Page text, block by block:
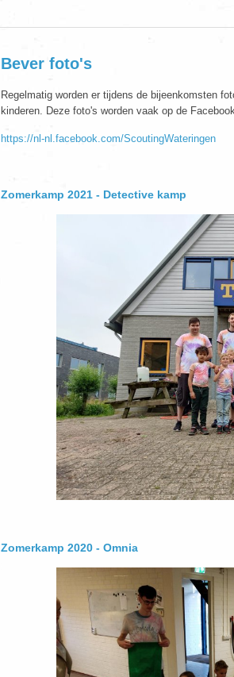
Bever foto's
Regelmatig worden er tijdens de bijeenkomsten
kinderen. Deze foto's worden vaak op de
https://nl-nl.facebook.com/ScoutingWateringen
Zomerkamp 2021 - Detective kamp
Zomerkamp 2020 - Omnia